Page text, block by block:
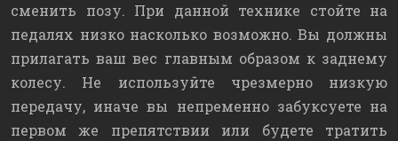
сменить позу. При данной технике стойте на
педалях низко насколько возможно. Вы должны
прилагать ваш вес главным образом к заднему
колесу. Не используйте чрезмерно низкую
передачу, иначе вы непременно забуксуете на
первом же препятствии или будете тратить